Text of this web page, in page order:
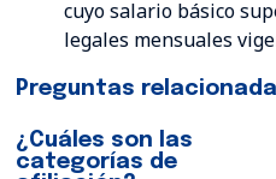
cuyo salario básico
legales mensuales
Preguntas
¿Cuáles son las
categorías de